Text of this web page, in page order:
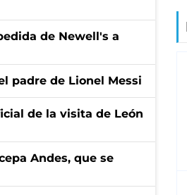
de Newell's a
padre de Lionel Messi
de la visita de León
Andes, que se